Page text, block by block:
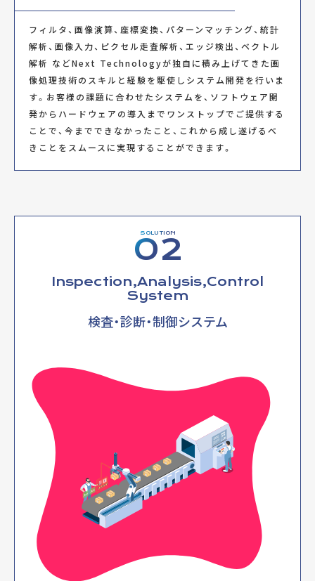
Filter
Lens
Camera
processing
unit
Result output
01
検査対象を鮮明に写しだすカメラ、最適な焦点距離を得るレンズ、環
境光に適したフィルター群で画像入力環境を構成します。
フィルタ、画像演算、座標変換、パターンマッチング、統計
解析、画像入力、ピクセル走査解析、エッジ検出、ベクトル
解析 などNext Technologyが独自に積み上げてきた画
像処理技術のスキルと経験を駆使しシステム開発を行いま
す。お客様の課題に合わせたシステムを、ソフトウェア開
発からハードウェアの導入までワンストップでご提供する
ことで、今までできなかったこと、これから成し遂げるべ
きことをスムースに実現することができます。
SOLUTION
02
Inspection,Analysis,Control
System
検査・診断・制御システム